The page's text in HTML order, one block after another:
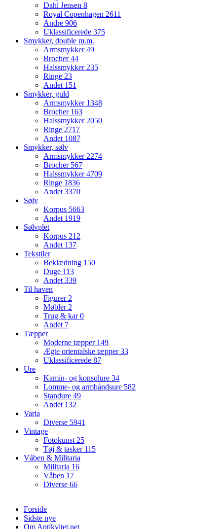
Dahl Jensen 8
Royal Copenhagen 2611
Andre 906
Uklassificerede 375
Smykker, double m.m.
Armsmykker49
Brocher44
Halssmykker235
Ringe 23
Andet 151
Smykker, guld
Armsmykker 1348
Brocher 163
Halssmykker2050
Ringe 2717
Andet 1087
Smykker, sølv
Armsmykker2274
Brocher 567
Halssmykker4709
Ringe 1836
Andet3370
Sølv
Korpus 5663
Andet 1919
Sølvplet
Korpus 212
Andet 137
Tekstiler
Beklædning 150
Duge 113
Andet339
Til haven
Figurer2
Møbler2
Trug & kar0
Andet 7
Tæpper
Moderne tæpper 149
Ægte orientalske tæpper33
Uklassificerede 87
Ure
Kamin- og konsolure 34
Lomme- og armbåndsure 582
Standure 49
Andet 132
Varia
Diverse 5941
Vintage
Fotokunst25
Tøj & tasker 115
Våben & Militaria
Militaria 16
Våben 17
Diverse 66
Forside
Sidste nye
Om Antikvitet.net